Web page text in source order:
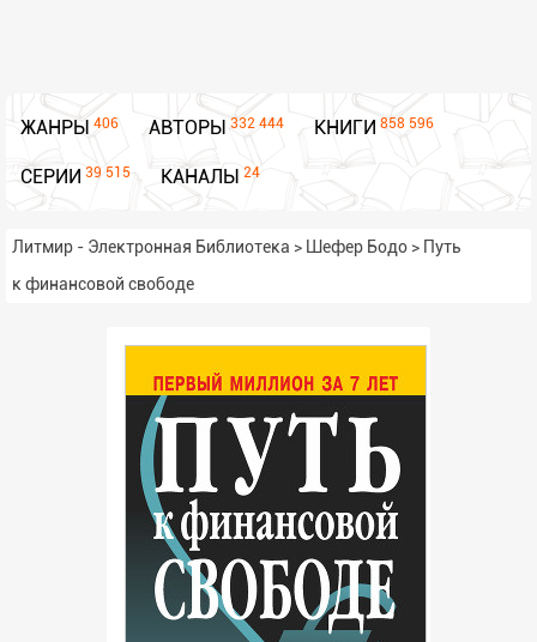
ЖАНРЫ 406 АВТОРЫ 332 444 КНИГИ 858 596
СЕРИИ 39 515 КАНАЛЫ 24
Литмир - Электронная Библиотека > Шефер Бодо > Путь
к финансовой свободе